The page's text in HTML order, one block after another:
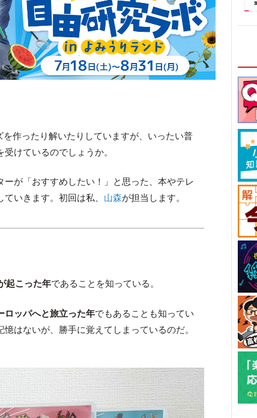
作ったり解いたりしていますが、いったい普
けているのでしょうか。
ーが「おすすめしたい！」と思った、本やテレ
いきます。初回は私、 山森が担当します。
起こった年であることを知っている。
ロッパへと旅立った年でもあることも知ってい
はないが、勝手に覚えてしまっているのだ。